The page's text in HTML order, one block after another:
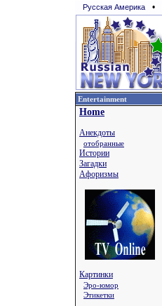
Русская Америка •
Entertainment
Home
Анекдоты
отобранные
Истории
Загадки
Афоризмы
Картинки
Эро-юмор
Этикетки